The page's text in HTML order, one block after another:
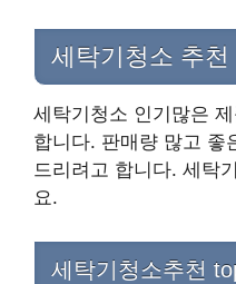
세탁기청소 추천
세탁기청소 인기많은
합니다. 판매량 많고 좋
드리려고 합니다. 세탁
요.
세탁기청소추천